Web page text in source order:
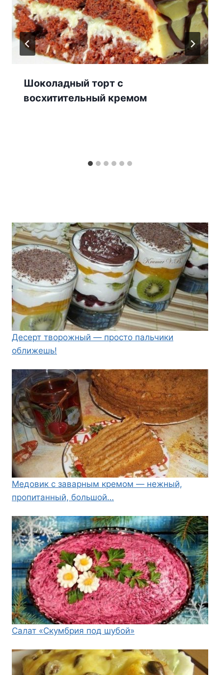
Шоколадный торт с
восхитительный кремом
Десерт творожный — просто пальчики
оближешь!
Медовик с заварным кремом — нежный,
пропитанный, большой…
Салат «Скумбрия под шубой»